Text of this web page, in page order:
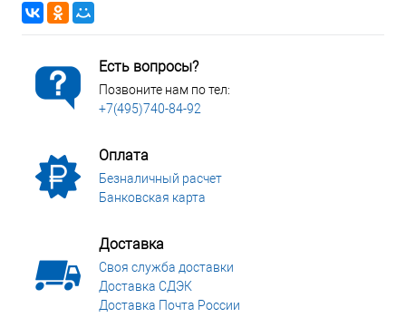
Есть вопросы?
Позвоните нам по тел:
+7(495)740-84-92
Оплата
Безналичный расчет
Банковская карта
Доставка
Своя служба доставки
Доставка СДЭК
Доставка Почта России